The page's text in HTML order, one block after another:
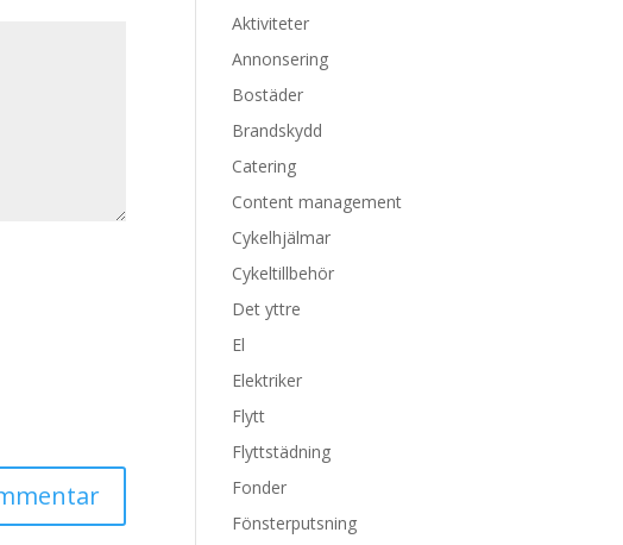
Aktiviteter
Annonsering
Bostäder
Brandskydd
Catering
Content management
Cykelhjälmar
Cykeltillbehör
Det yttre
El
Elektriker
Flytt
Flyttstädning
Fonder
Fönsterputsning